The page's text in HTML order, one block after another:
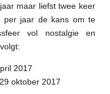
maar liefst twee keer
per jaar de kans om te
vol nostalgie en
2017
oktober 2017